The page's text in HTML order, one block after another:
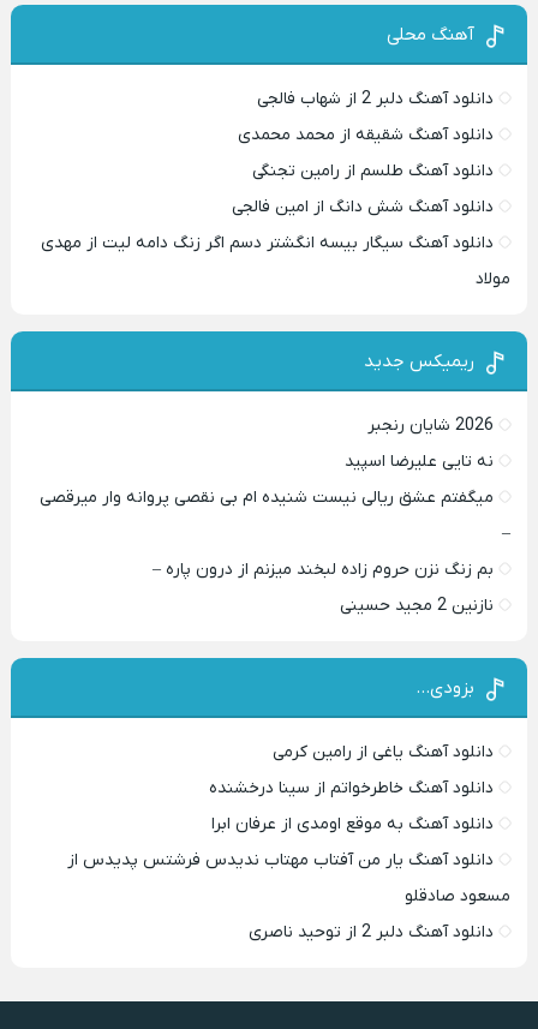
آهنگ محلی
دانلود آهنگ دلبر 2 از شهاب فالجی
دانلود آهنگ شقیقه از محمد محمدی
دانلود آهنگ طلسم از رامین تجنگی
دانلود آهنگ شش دانگ از امین فالجی
دانلود آهنگ سیگار بیسه انگشتر دسم اگر زنگ دامه لیت از مهدی
مولاد
ریمیکس جدید
2026 شایان رنجبر
نه تایی علیرضا اسپید
میگفتم عشق ریالی نیست شنیده ام بی نقصی پروانه وار میرقصی
–
بم زنگ نزن حروم زاده لبخند میزنم از درون پاره –
نازنین 2 مجید حسینی
بزودی…
دانلود آهنگ یاغی از رامین کرمی
دانلود آهنگ خاطرخواتم از سینا درخشنده
دانلود آهنگ به موقع اومدی از عرفان ابرا
دانلود آهنگ یار من آفتاب مهتاب ندیدس فرشتس پدیدس از
مسعود صادقلو
دانلود آهنگ دلبر 2 از توحید ناصری